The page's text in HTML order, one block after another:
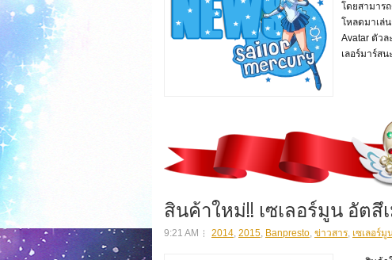
โดยสามาร
โหลดมาเล่
Avatar ตัวล
เลอร์มาร์ส
สินค้าใหม่!! เซเลอร์มูน อัตสึ
9:21 AM 2014, 2015, Banpresto, ข่าวสาร, เซเลอร์มู